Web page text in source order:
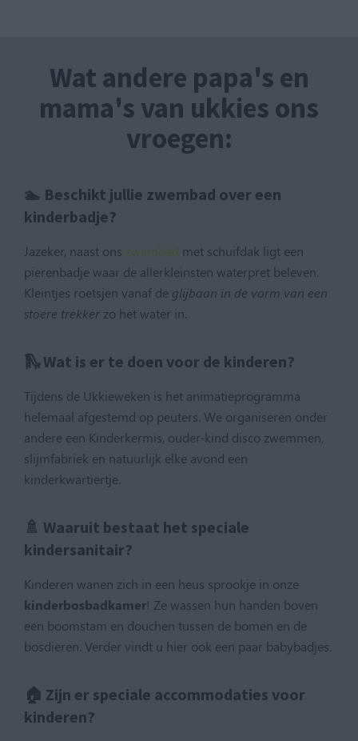
Wat andere papa's en
mama's van ukkies ons
vroegen:
🏊 Beschikt jullie zwembad over een
kinderbadje?
Jazeker, naast ons zwembad met schuifdak ligt een
pierenbadje waar de allerkleinsten waterpret beleven.
Kleintjes roetsjen vanaf de glijbaan in de vorm van een
stoere trekker zo het water in.
🛝 Wat is er te doen voor de kinderen?
Tijdens de Ukkieweken is het animatieprogramma
helemaal afgestemd op peuters. We organiseren onder
andere een Kinderkermis, ouder-kind disco zwemmen,
slijmfabriek en natuurlijk elke avond een
kinderkwartiertje.
🚿 Waaruit bestaat het speciale
kindersanitair?
Kinderen wanen zich in een heus sprookje in onze
kinderbosbadkamer! Ze wassen hun handen boven
een boomstam en douchen tussen de bomen en de
bosdieren. Verder vindt u hier ook een paar babybadjes.
🏠 Zijn er speciale accommodaties voor
kinderen?